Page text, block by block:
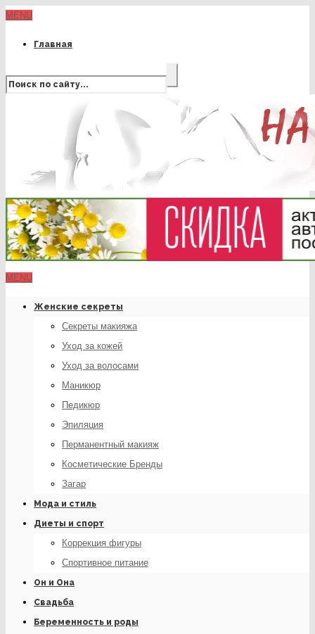
MENU
Главная
MENU
Женские секреты
Секреты макияжа
Уход за кожей
Уход за волосами
Маникюр
Педикюр
Эпиляция
Перманентный макияж
Косметические Бренды
Загар
Мода и стиль
Диеты и спорт
Коррекция фигуры
Спортивное питание
Он и Она
Свадьба
Беременность и роды